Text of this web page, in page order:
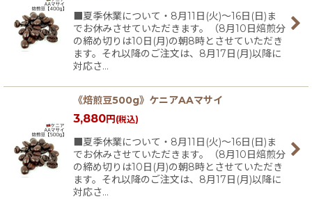
■夏季休業について・8月11日(火)〜16日(日)ま
でお休みさせていただきます。（8月10日焙煎分
の締め切りは10日(月)の朝8時とさせていただき
ます。それ以降のご注文は、8月17日(月)以降に
対応さ…
《焙煎豆500g》ケニアAAマサイ
3,880円 (税込)
■夏季休業について・8月11日(火)〜16日(日)ま
でお休みさせていただきます。（8月10日焙煎分
の締め切りは10日(月)の朝8時とさせていただき
ます。それ以降のご注文は、8月17日(月)以降に
対応さ…